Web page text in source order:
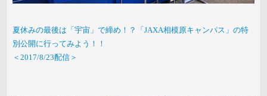
夏休みの最後は「宇宙」で締め！？「JAXA相模原キャンパス」の特
別公開に行ってみよう！！
＜2017/8/23配信＞